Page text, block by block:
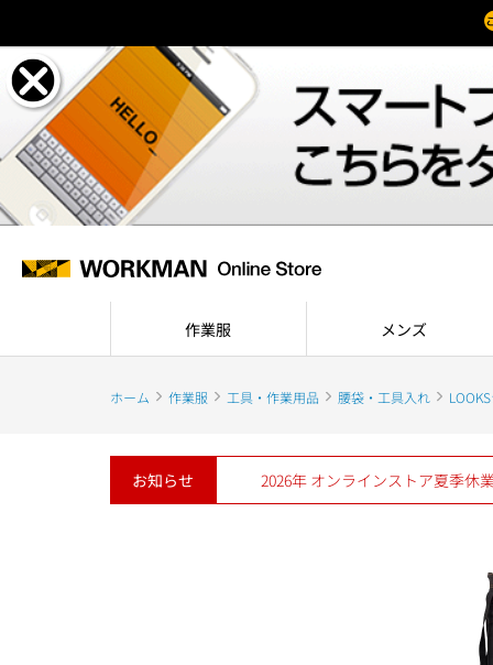
作業服 メンズ
ホーム 作業服 工具・作業用品 腰袋・工具入れ
お知らせ 2026年 オンラインストア夏季休